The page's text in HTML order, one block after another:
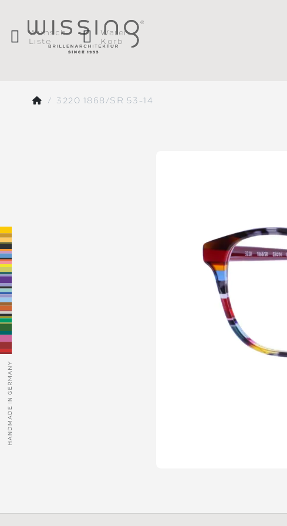
Wunsch
Liste
Waren
Korb
3220 1868/SR 53-14